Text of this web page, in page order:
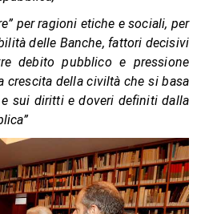
per ragioni etiche e sociali, per
delle Banche, fattori decisivi
debito pubblico e pressione
crescita della civiltà che si basa
sui diritti e doveri definiti dalla